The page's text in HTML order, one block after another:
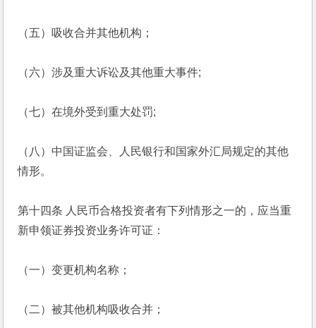
（五）吸收合并其他机构；
（六）涉及重大诉讼及其他重大事件;
（七）在境外受到重大处罚;
（八）中国证监会、人民银行和国家外汇局规定的其他
情形。
第十四条 人民币合格投资者有下列情形之一的，应当重
新申领证券投资业务许可证：
（一）变更机构名称；
（二）被其他机构吸收合并；